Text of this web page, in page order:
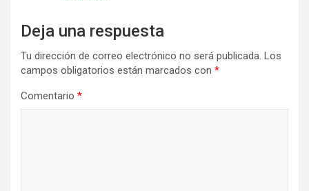
Deja una respuesta
Tu dirección de correo electrónico no será publicada. Los
campos obligatorios están marcados con *
Comentario *